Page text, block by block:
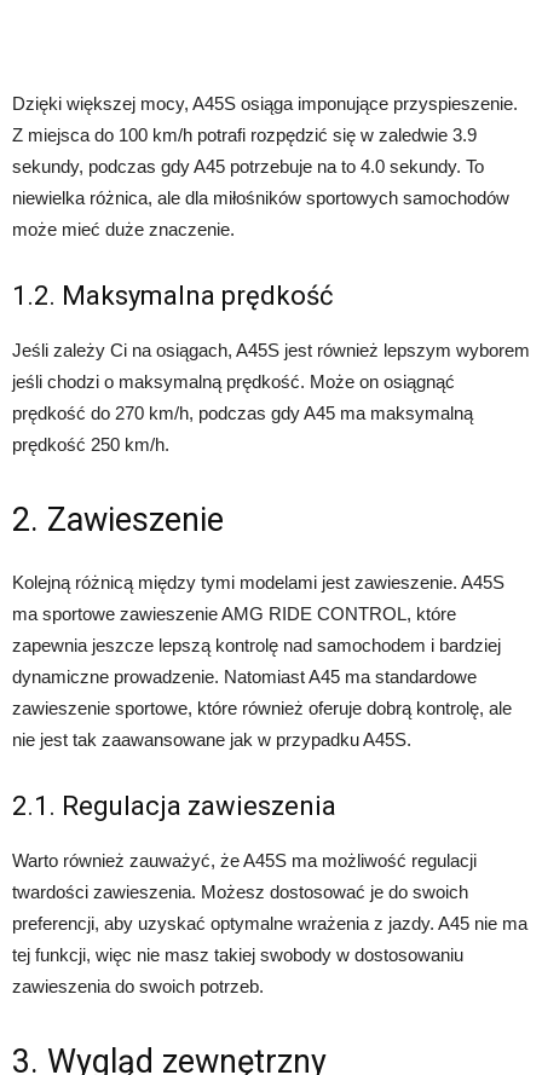
Dzięki większej mocy, A45S osiąga imponujące przyspieszenie.
Z miejsca do 100 km/h potrafi rozpędzić się w zaledwie 3.9
sekundy, podczas gdy A45 potrzebuje na to 4.0 sekundy. To
niewielka różnica, ale dla miłośników sportowych samochodów
może mieć duże znaczenie.
1.2. Maksymalna prędkość
Jeśli zależy Ci na osiągach, A45S jest również lepszym wyborem
jeśli chodzi o maksymalną prędkość. Może on osiągnąć
prędkość do 270 km/h, podczas gdy A45 ma maksymalną
prędkość 250 km/h.
2. Zawieszenie
Kolejną różnicą między tymi modelami jest zawieszenie. A45S
ma sportowe zawieszenie AMG RIDE CONTROL, które
zapewnia jeszcze lepszą kontrolę nad samochodem i bardziej
dynamiczne prowadzenie. Natomiast A45 ma standardowe
zawieszenie sportowe, które również oferuje dobrą kontrolę, ale
nie jest tak zaawansowane jak w przypadku A45S.
2.1. Regulacja zawieszenia
Warto również zauważyć, że A45S ma możliwość regulacji
twardości zawieszenia. Możesz dostosować je do swoich
preferencji, aby uzyskać optymalne wrażenia z jazdy. A45 nie ma
tej funkcji, więc nie masz takiej swobody w dostosowaniu
zawieszenia do swoich potrzeb.
3. Wygląd zewnętrzny